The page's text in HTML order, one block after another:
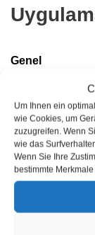
Um Ihnen ein
wie Cookies, um
zuzugreifen. Wenn
wie das
Wenn Sie Ihre
bestimmte
Genel
Yüzeyi iyice
izopropanol,
Yüzey
İşleme
Doğrudan
Kaydırarak